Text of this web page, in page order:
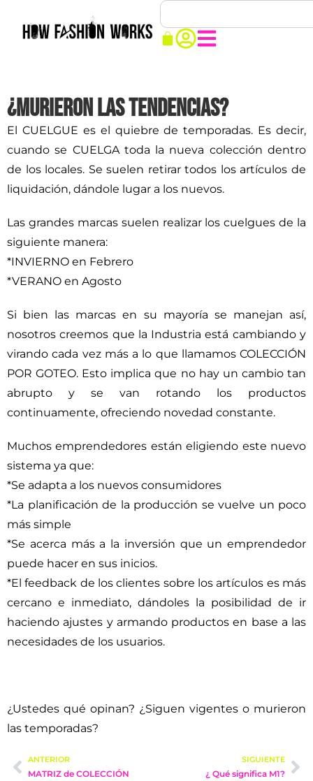
¿MURIERON LAS TENDENCIAS?
El CUELGUE es el quiebre de temporadas. Es decir,
cuando se CUELGA toda la nueva colección dentro
de los locales. Se suelen retirar todos los artículos de
liquidación, dándole lugar a los nuevos.
Las grandes marcas suelen realizar los cuelgues de la
siguiente manera:
*INVIERNO en Febrero
*VERANO en Agosto
Si bien las marcas en su mayoría se manejan así,
nosotros creemos que la Industria está cambiando y
virando cada vez más a lo que llamamos COLECCIÓN
POR GOTEO. Esto implica que no hay un cambio tan
abrupto y se van rotando los productos
continuamente, ofreciendo novedad constante.
Muchos emprendedores están eligiendo este nuevo
sistema ya que:
*Se adapta a los nuevos consumidores
*La planificación de la producción se vuelve un poco
más simple
*Se acerca más a la inversión que un emprendedor
puede hacer en sus inicios.
*El feedback de los clientes sobre los artículos es más
cercano e inmediato, dándoles la posibilidad de ir
haciendo ajustes y armando productos en base a las
necesidades de los usuarios.
¿Ustedes qué opinan? ¿Siguen vigentes o murieron
las temporadas?
ANTERIOR
MATRIZ de COLECCIÓN
SIGUIENTE
¿ Qué significa M1?